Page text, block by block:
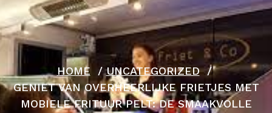
HOME /UNCATEGORIZED/
GENIET VAN OVERHEERLIJKE FRIETJES MET
MOBIELE FRITUUR PELT: DE SMAAKVOLLE